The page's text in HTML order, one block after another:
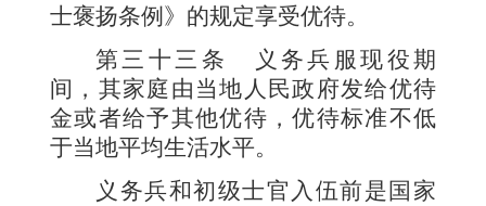
士褒扬条例》的规定享受优待。
第三十三条
义务兵服现役期
间，其家庭由当地人民政府发给优待
金或者给予其他优待，优待标准不低
于当地平均生活水平。
义务兵和初级士官入伍前是国家